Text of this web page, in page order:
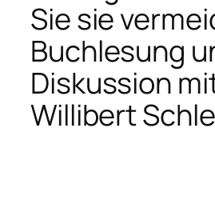
Sie sie
Buchlesung
Diskussion
Willibert